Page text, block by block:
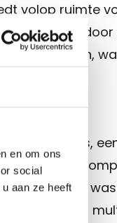
en om ons
social
aan ze heeft
volop ruimte
sfeervol door
mooi op aan,
slaapkamers,
Deze is
dubbele
kamer is